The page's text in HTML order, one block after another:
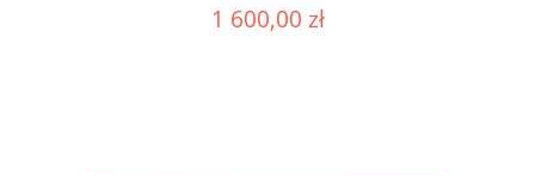
1 600,00 zł